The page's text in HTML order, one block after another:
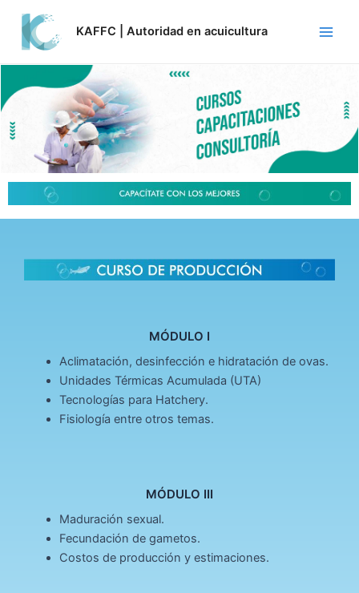
content
KAFFC | Autoridad en acuicultura
MÓDULO I
Aclimatación, desinfección e hidratación de ovas.
Unidades Térmicas Acumulada (UTA)
Tecnologías para Hatchery.
Fisiología entre otros temas.
MÓDULO III
Maduración sexual.
Fecundación de gametos.
Costos de producción y estimaciones.